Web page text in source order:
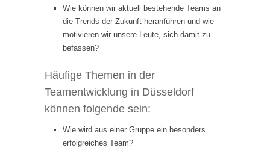
Wie können wir aktuell bestehende Teams an
die Trends der Zukunft heranführen und wie
motivieren wir unsere Leute, sich damit zu
befassen?
Häufige Themen in der
Teamentwicklung in Düsseldorf
können folgende sein:
Wie wird aus einer Gruppe ein besonders
erfolgreiches Team?